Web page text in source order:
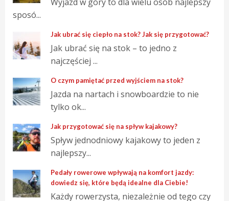
Wyjazd w góry to dla wielu osób najlepszy
sposó...
Jak ubrać się ciepło na stok? Jak się przygotować?
Jak ubrać się na stok – to jedno z
najczęściej ...
O czym pamiętać przed wyjściem na stok?
Jazda na nartach i snowboardzie to nie
tylko ok...
Jak przygotować się na spływ kajakowy?
Spływ jednodniowy kajakowy to jeden z
najlepszy...
Pedały rowerowe wpływają na komfort jazdy:
dowiedz się, które będą idealne dla Ciebie!
Każdy rowerzysta, niezależnie od tego czy